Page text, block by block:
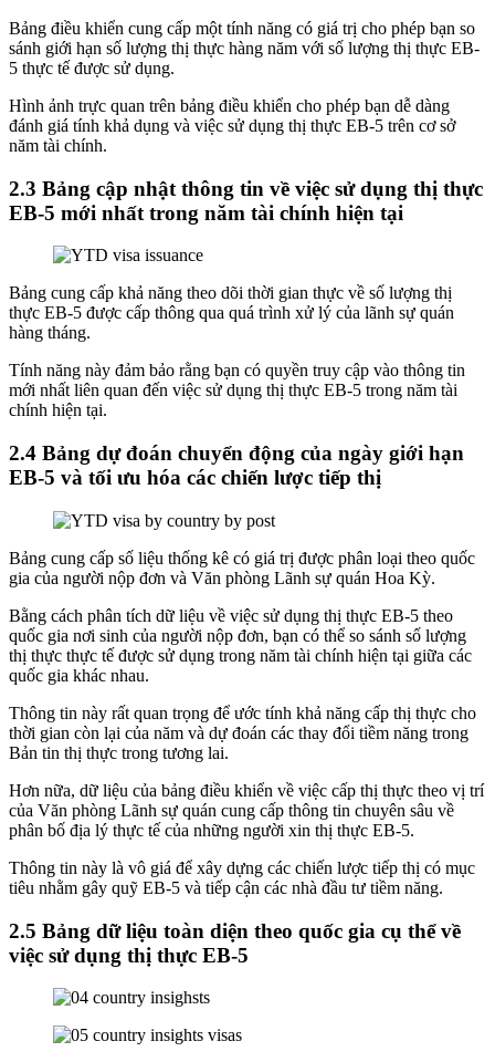
Bảng điều khiển cung cấp một tính năng có giá trị cho phép bạn so
sánh giới hạn số lượng thị thực hàng năm với số lượng thị thực EB-
5 thực tế được sử dụng.
Hình ảnh trực quan trên bảng điều khiển cho phép bạn dễ dàng
đánh giá tính khả dụng và việc sử dụng thị thực EB-5 trên cơ sở
năm tài chính.
2.3 Bảng cập nhật thông tin về việc sử dụng thị thực
EB-5 mới nhất trong năm tài chính hiện tại
Bảng cung cấp khả năng theo dõi thời gian thực về số lượng thị
thực EB-5 được cấp thông qua quá trình xử lý của lãnh sự quán
hàng tháng.
Tính năng này đảm bảo rằng bạn có quyền truy cập vào thông tin
mới nhất liên quan đến việc sử dụng thị thực EB-5 trong năm tài
chính hiện tại.
2.4 Bảng dự đoán chuyển động của ngày giới hạn
EB-5 và tối ưu hóa các chiến lược tiếp thị
Bảng cung cấp số liệu thống kê có giá trị được phân loại theo quốc
gia của người nộp đơn và Văn phòng Lãnh sự quán Hoa Kỳ.
Bằng cách phân tích dữ liệu về việc sử dụng thị thực EB-5 theo
quốc gia nơi sinh của người nộp đơn, bạn có thể so sánh số lượng
thị thực thực tế được sử dụng trong năm tài chính hiện tại giữa các
quốc gia khác nhau.
Thông tin này rất quan trọng để ước tính khả năng cấp thị thực cho
thời gian còn lại của năm và dự đoán các thay đổi tiềm năng trong
Bản tin thị thực trong tương lai.
Hơn nữa, dữ liệu của bảng điều khiển về việc cấp thị thực theo vị trí
của Văn phòng Lãnh sự quán cung cấp thông tin chuyên sâu về
phân bố địa lý thực tế của những người xin thị thực EB-5.
Thông tin này là vô giá để xây dựng các chiến lược tiếp thị có mục
tiêu nhằm gây quỹ EB-5 và tiếp cận các nhà đầu tư tiềm năng.
2.5 Bảng dữ liệu toàn diện theo quốc gia cụ thể về
việc sử dụng thị thực EB-5